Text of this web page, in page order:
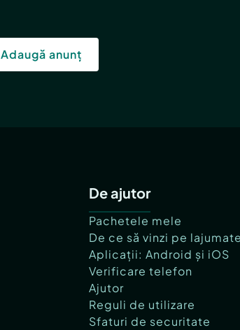
Adaugă anunț
De ajutor
Pachetele mele
De ce să vinzi pe
Aplicații: Android și iOS
Verificare telefon
Ajutor
Reguli de utilizare
Sfaturi de securitate